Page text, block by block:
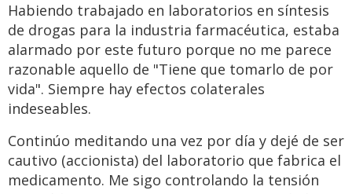
Habiendo trabajado en laboratorios en síntesis
de drogas para la industria farmacéutica, estaba
alarmado por este futuro porque no me parece
razonable aquello de "Tiene que tomarlo de por
vida". Siempre hay efectos colaterales
indeseables.
Continúo meditando una vez por día y dejé de ser
cautivo (accionista) del laboratorio que fabrica el
medicamento. Me sigo controlando la tensión